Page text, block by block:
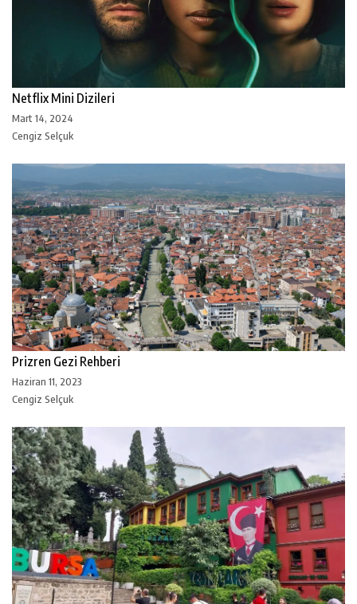
Netflix Mini Dizileri
Mart 14, 2024
Cengiz Selçuk
Prizren Gezi Rehberi
Haziran 11, 2023
Cengiz Selçuk